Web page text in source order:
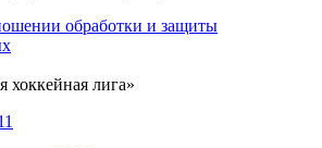
обработки и защиты
лига»